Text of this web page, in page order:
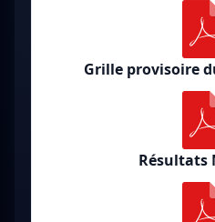
Grille provisoire
Résultats